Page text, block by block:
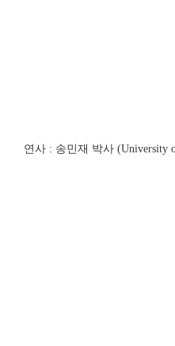
연사 : 송민재 박사 (University